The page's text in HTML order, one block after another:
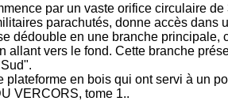
par un vaste orifice circulaire
parachutés, donne accès dans
dédouble en une branche
allant vers le fond. Cette branche
plateforme en bois qui ont servi à un
VERCORS, tome 1..